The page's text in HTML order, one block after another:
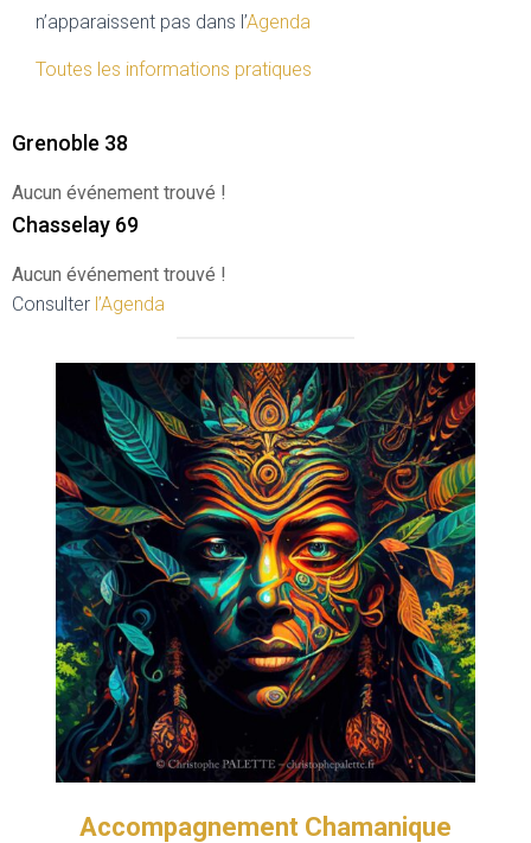
n’apparaissent pas dans l’Agenda
Toutes les informations pratiques
Grenoble 38
Aucun événement trouvé !
Chasselay 69
Aucun événement trouvé !
Consulter l’Agenda
Accompagnement Chamanique